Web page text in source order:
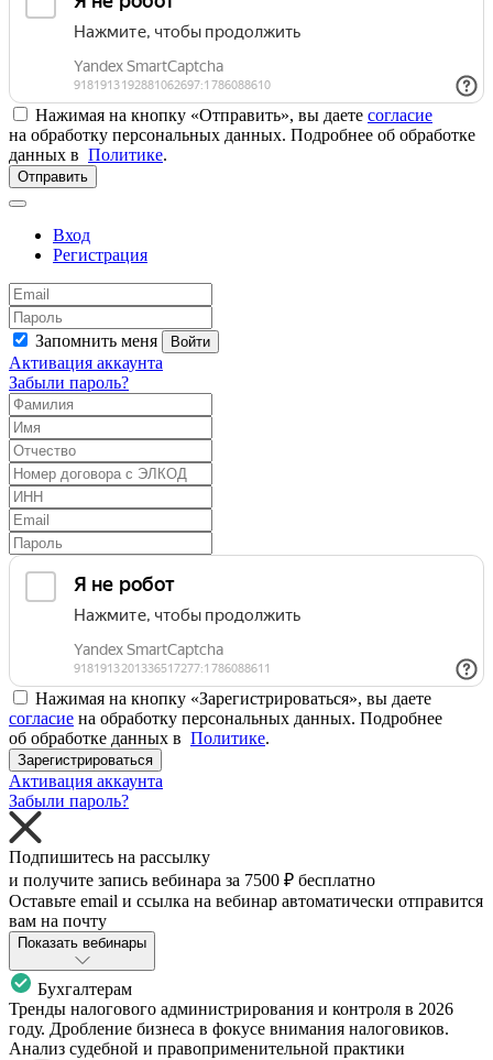
Нажимая на кнопку «Отправить», вы даете согласие
на обработку персональных данных. Подробнее об обработке
данных в Политике.
Отправить
Вход
Регистрация
Запомнить меня Войти
Активация аккаунта
Забыли пароль?
Нажимая на кнопку «Зарегистрироваться», вы даете
согласие на обработку персональных данных. Подробнее
об обработке данных в Политике.
Зарегистрироваться
Активация аккаунта
Забыли пароль?
Подпишитесь на рассылку
и получите запись вебинара за 7500 ₽ бесплатно
Оставьте email и ссылка на вебинар автоматически отправится
вам на почту
Показать вебинары
Бухгалтерам
Тренды налогового администрирования и контроля в 2026
году. Дробление бизнеса в фокусе внимания налоговиков.
Анализ судебной и правоприменительной практики